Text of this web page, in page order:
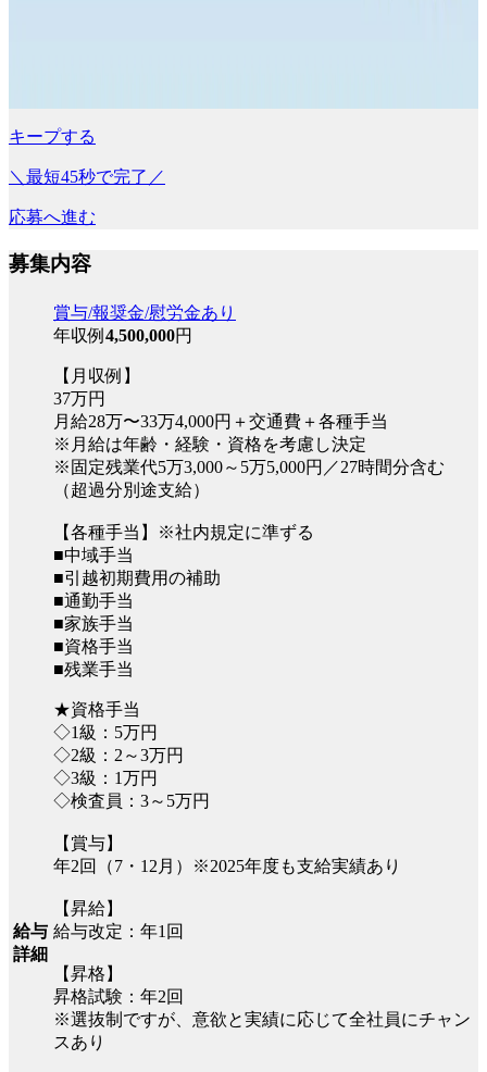
キープする
＼最短45秒で完了／
応募へ進む
募集内容
給与
詳細
賞与/報奨金/慰労金あり
年収例 4,500,000円
【月収例】
37万円
月給28万〜33万4,000円＋交通費＋各種手当
※月給は年齢・経験・資格を考慮し決定
※固定残業代5万3,000～5万5,000円／27時間分含む
（超過分別途支給）
【各種手当】※社内規定に準ずる
■中域手当
■引越初期費用の補助
■通勤手当
■家族手当
■資格手当
■残業手当
★資格手当
◇1級：5万円
◇2級：2～3万円
◇3級：1万円
◇検査員：3～5万円
【賞与】
年2回（7・12月）※2025年度も支給実績あり
【昇給】
給与改定：年1回
【昇格】
昇格試験：年2回
※選抜制ですが、意欲と実績に応じて全社員にチャン
スあり